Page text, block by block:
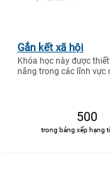
Gắn kết xã hội
Khóa học này được
năng trong các lĩnh vực
500
trong bảng xếp hạng